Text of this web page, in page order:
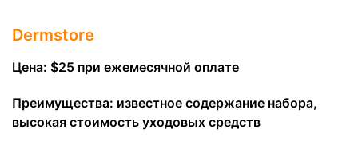
Dermstore
Цена: $25 при ежемесячной оплате
Преимущества: известное содержание набора,
высокая стоимость уходовых средств